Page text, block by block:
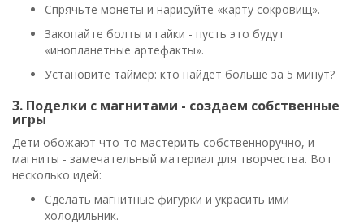
Спрячьте монеты и нарисуйте «карту сокровищ».
Закопайте болты и гайки - пусть это будут
«инопланетные артефакты».
Установите таймер: кто найдет больше за 5 минут?
3. Поделки с магнитами - создаем собственные
игры
Дети обожают что-то мастерить собственноручно, и
магниты - замечательный материал для творчества. Вот
несколько идей:
Сделать магнитные фигурки и украсить ими
холодильник.